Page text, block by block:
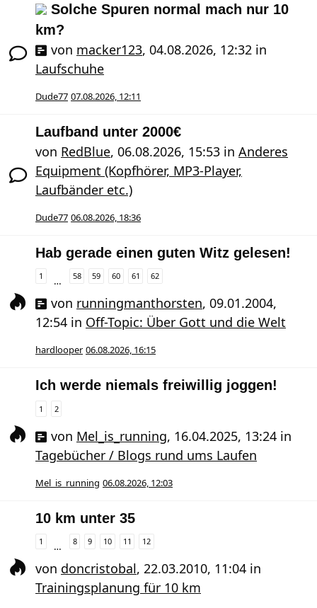
Solche Spuren normal mach nur 10
km?
von macker123, 04.08.2026, 12:32 in
Laufschuhe
Dude77 07.08.2026, 12:11
Laufband unter 2000€
von RedBlue, 06.08.2026, 15:53 in Anderes
Equipment (Kopfhörer, MP3-Player,
Laufbänder etc.)
Dude77 06.08.2026, 18:36
Hab gerade einen guten Witz gelesen!
1 … 58 59 60 61 62
von runningmanthorsten, 09.01.2004,
12:54 in Off-Topic: Über Gott und die Welt
hardlooper 06.08.2026, 16:15
Ich werde niemals freiwillig joggen!
1 2
von Mel_is_running, 16.04.2025, 13:24 in
Tagebücher / Blogs rund ums Laufen
Mel_is_running 06.08.2026, 12:03
10 km unter 35
1 … 8 9 10 11 12
von doncristobal, 22.03.2010, 11:04 in
Trainingsplanung für 10 km